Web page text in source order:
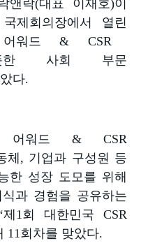
앤락(대표 이재호)이
제회의장에서 열린
워드
& CSR
한 사회 부문
다.
워드
& CSR
체, 기업과 구성원 등
한 성장 도모를 위해
과 경험을 공유하는
제1 회 대한민국 CSR
11 회차를 맞았다.